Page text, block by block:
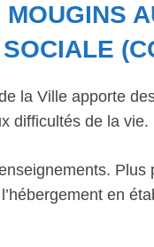
la Ville apporte
difficultés de la vie.
Plus
en